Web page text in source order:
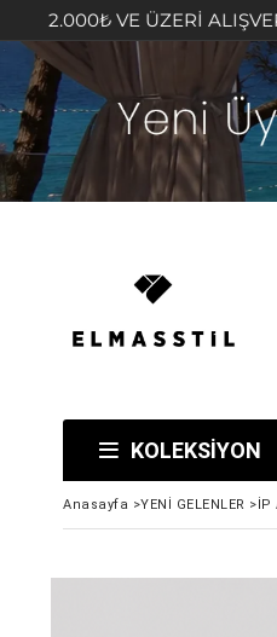
ALIŞVERİŞLERDE
KOLEKSİYON
Anasayfa >YENİ GELENLER >İP